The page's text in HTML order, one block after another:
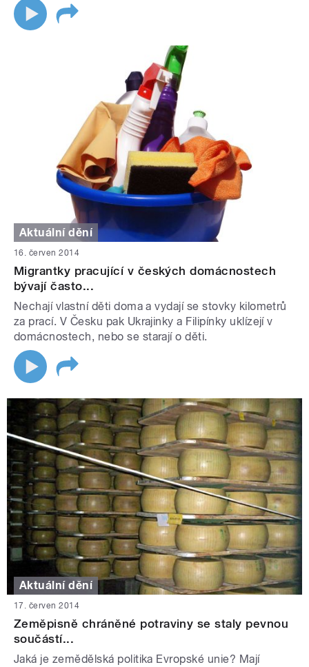
Aktuální dění
16. červen 2014
Migrantky pracující v českých domácnostech
bývají často...
Nechají vlastní děti doma a vydají se stovky kilometrů
za prací. V Česku pak Ukrajinky a Filipínky uklízejí v
domácnostech, nebo se starají o děti.
Aktuální dění
17. červen 2014
Zeměpisně chráněné potraviny se staly pevnou
součástí...
Jaká je zemědělská politika Evropské unie? Mají